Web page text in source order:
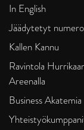
In English
Jäädytetyt
Kallen Kannu
Ravintola
Areenalla
Business Akatemia